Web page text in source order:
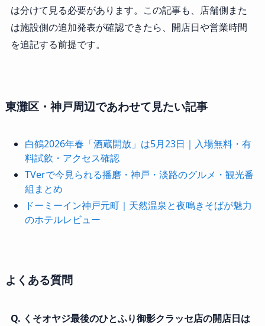
は分けて見る必要があります。この記事も、店舗側また
は施設側の追加発表が確認できたら、開店日や営業時間
を追記する前提です。
東灘区・神戸周辺であわせて見たい記事
白鶴2026年春「酒蔵開放」は5月23日｜入場無料・有
料試飲・アクセス確認
TVerで今見られる播磨・神戸・淡路のグルメ・観光番
組まとめ
ドーミーイン神戸元町｜天然温泉と夜鳴きそばが魅力
のホテルレビュー
よくある質問
Q. くそオヤジ最後のひとふり御影クラッセ店の開店日は